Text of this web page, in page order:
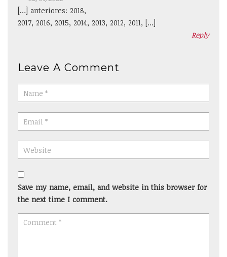
[…] anteriores: 2018,
2017, 2016, 2015, 2014, 2013, 2012, 2011, […]
Reply
Leave A Comment
Save my name, email, and website in this browser for
the next time I comment.